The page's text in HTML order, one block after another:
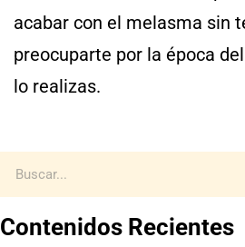
acabar con el melasma sin
preocuparte por la época
lo realizas.
Contenidos Recientes